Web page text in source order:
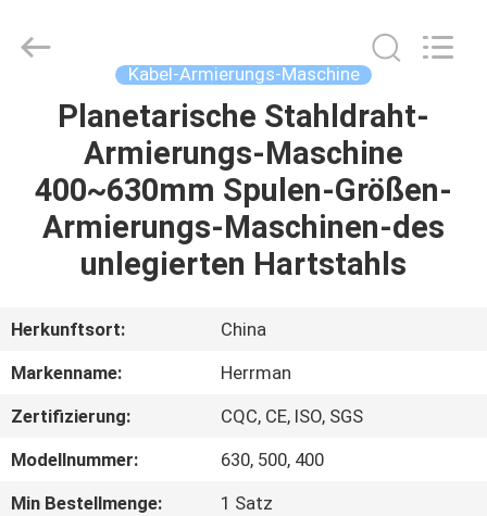
HAUS
PRODUKTE
FABRIK-
QUALITÄTSKONTROLLE
Reserved.
Developed
Kabel-Armierungs-Maschine
Planetarische Stahldraht-
Armierungs-Maschine
400~630mm Spulen-Größen-
Armierungs-Maschinen-des
unlegierten Hartstahls
Herkunftsort:
China
Markenname:
Herrman
Zertifizierung:
CQC, CE, ISO, SGS
Modellnummer:
630, 500, 400
Min Bestellmenge:
1 Satz